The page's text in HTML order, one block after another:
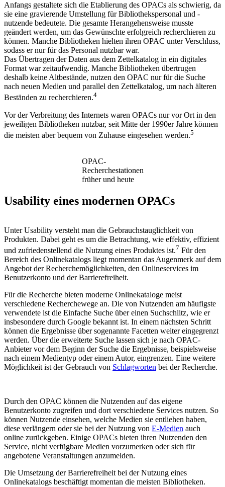
Anfangs gestaltete sich die Etablierung des OPACs als schwierig, da
sie eine gravierende Umstellung für Bibliothekspersonal und -
nutzende bedeutete. Die gesamte Herangehensweise musste
geändert werden, um das Gewünschte erfolgreich recherchieren zu
können. Manche Bibliotheken hielten ihren OPAC unter Verschluss,
sodass er nur für das Personal nutzbar war.
Das Übertragen der Daten aus dem Zettelkatalog in ein digitales
Format war zeitaufwendig. Manche Bibliotheken übertrugen
deshalb keine Altbestände, nutzen den OPAC nur für die Suche
nach neuen Medien und parallel den Zettelkatalog, um nach älteren
Beständen zu recherchieren.4
Vor der Verbreitung des Internets waren OPACs nur vor Ort in den
jeweiligen Bibliotheken nutzbar, seit Mitte der 1990er Jahre können
die meisten aber bequem von Zuhause eingesehen werden.5
OPAC-
Recherchestationen
früher und heute
Usability eines modernen OPACs
Unter Usability versteht man die Gebrauchstauglichkeit von
Produkten. Dabei geht es um die Betrachtung, wie effektiv, effizient
und zufriedenstellend die Nutzung eines Produktes ist.7 Für den
Bereich des Onlinekatalogs liegt momentan das Augenmerk auf dem
Angebot der Recherchemöglichkeiten, den Onlineservices im
Benutzerkonto und der Barrierefreiheit.
Für die Recherche bieten moderne Onlinekataloge meist
verschiedene Recherchewege an. Die von Nutzenden am häufigste
verwendete ist die Einfache Suche über einen Suchschlitz, wie er
insbesondere durch Google bekannt ist. In einem nächsten Schritt
können die Ergebnisse über sogenannte Facetten weiter eingegrenzt
werden. Über die erweiterte Suche lassen sich je nach OPAC-
Anbieter vor dem Beginn der Suche die Ergebnisse, beispielsweise
nach einem Medientyp oder einem Autor, eingrenzen. Eine weitere
Möglichkeit ist der Gebrauch von Schlagworten bei der Recherche.
Durch den OPAC können die Nutzenden auf das eigene
Benutzerkonto zugreifen und dort verschiedene Services nutzen. So
können Nutzende einsehen, welche Medien sie entliehen haben,
diese verlängern oder sie bei der Nutzung von E-Medien auch
online zurückgeben. Einige OPACs bieten ihren Nutzenden den
Service, nicht verfügbare Medien vorzumerken oder sich für
angebotene Veranstaltungen anzumelden.
Die Umsetzung der Barrierefreiheit bei der Nutzung eines
Onlinekatalogs beschäftigt momentan die meisten Bibliotheken.